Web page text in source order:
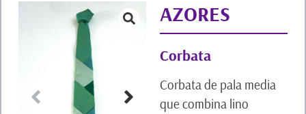
AZORES
Corbata
Corbata de pala media
que combina lino